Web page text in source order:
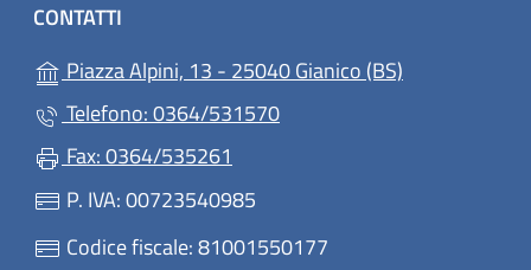
CONTATTI
Piazza Alpini, 13 - 25040 Gianico (BS)
Telefono: 0364/531570
Fax: 0364/535261
P. IVA: 00723540985
Codice fiscale: 81001550177